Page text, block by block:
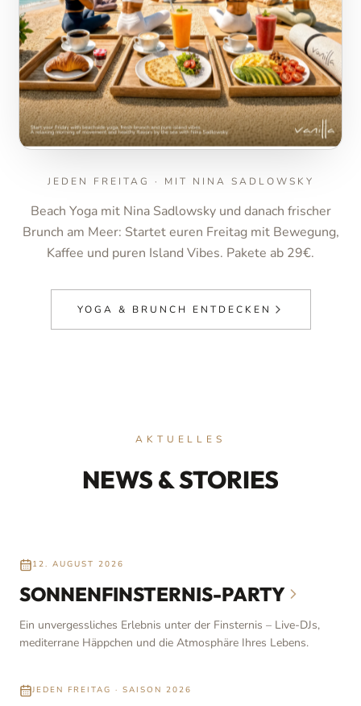
JEDEN FREITAG · MIT NINA SADLOWSKY
Beach Yoga mit Nina Sadlowsky und danach frischer
Brunch am Meer: Startet euren Freitag mit Bewegung,
Kaffee und puren Island Vibes. Pakete ab 29€.
YOGA & BRUNCH ENTDECKEN
AKTUELLES
NEWS & STORIES
12. AUGUST 2026
SONNENFINSTERNIS-PARTY
Ein unvergessliches Erlebnis unter der Finsternis – Live-DJs,
mediterrane Häppchen und die Atmosphäre Ihres Lebens.
JEDEN FREITAG · SAISON 2026